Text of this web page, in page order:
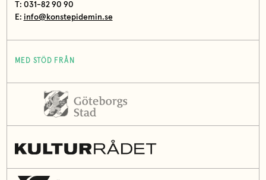
T: 031-82 90 90
E: info@konstepidemin.se
MED STÖD FRÅN